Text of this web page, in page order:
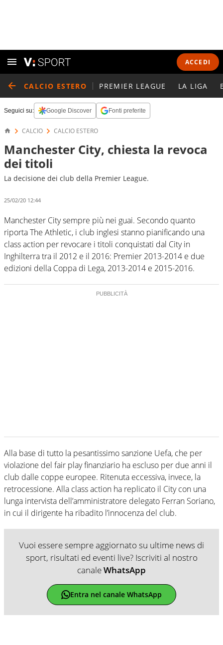
ACCEDI
CALCIO ESTERO PREMIER LEAGUE LA LIGA
Seguici su: Google Discover Fonti preferite
CALCIO CALCIO ESTERO
Manchester City, chiesta la revoca
dei titoli
La decisione dei club della Premier League.
25/02/20 12:44
Manchester City sempre più nei guai. Secondo quanto
riporta The Athletic, i club inglesi stanno pianificando una
class action per revocare i titoli conquistati dal City in
Inghilterra tra il 2012 e il 2016: Premier 2013-2014 e due
edizioni della Coppa di Lega, 2013-2014 e 2015-2016.
Alla base di tutto la pesantissimo sanzione Uefa, che per
violazione del fair play finanziario ha escluso per due anni il
club dalle coppe europee. Ritenuta eccessiva, invece, la
retrocessione. Alla class action ha replicato il City con una
lunga intervista dell’amministratore delegato Ferran Soriano,
in cui il dirigente ha ribadito l’innocenza del club.
Vuoi essere sempre aggiornato su ultime news di
sport, risultati ed eventi live? Iscriviti al nostro
canaleWhatsApp
Entra nel canale WhatsApp